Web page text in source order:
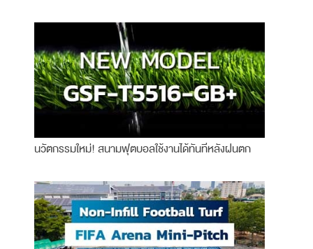
นวัตกรรมใหม่! สนามฟุตบอลใช้งานได้ทันทีหลังฝนตก